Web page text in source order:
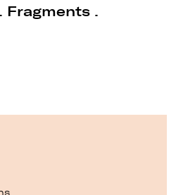
Fragments .